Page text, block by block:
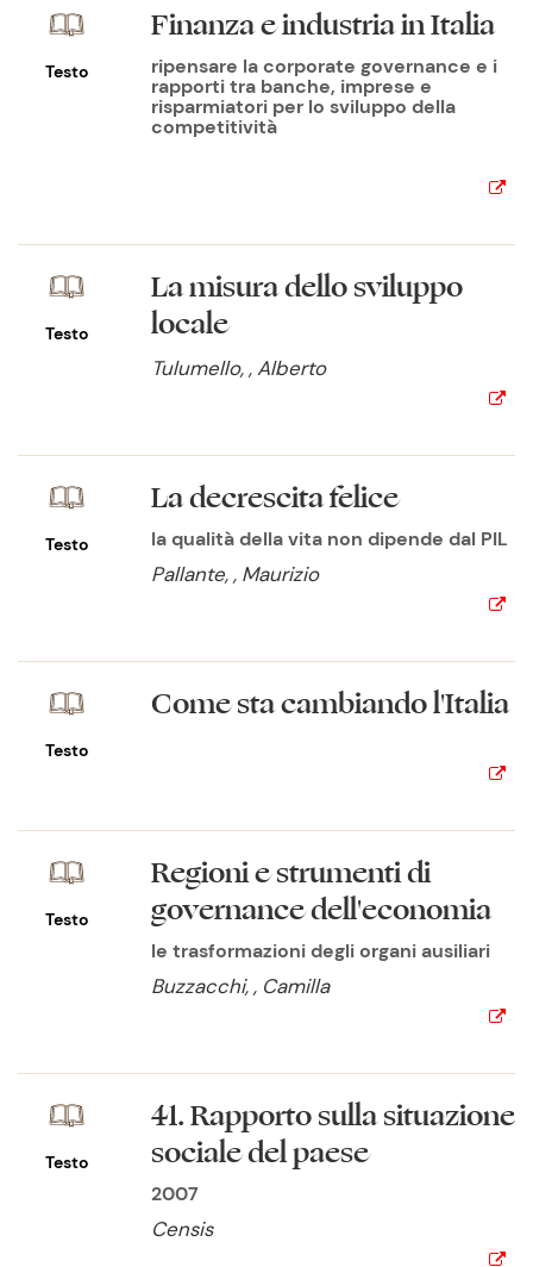
Testo
Finanza e industria in Italia
ripensare la corporate governance e i
rapporti tra banche, imprese e
risparmiatori per lo sviluppo della
competitività
Testo
La misura dello sviluppo
locale
Tulumello, , Alberto
Testo
La decrescita felice
la qualità della vita non dipende dal PIL
Pallante, , Maurizio
Testo
Come sta cambiando l'Italia
Testo
Regioni e strumenti di
governance dell'economia
le trasformazioni degli organi ausiliari
Buzzacchi, , Camilla
Testo
41. Rapporto sulla situazione
sociale del paese
2007
Censis